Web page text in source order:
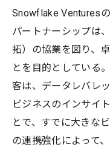
Snowflake Ventures
パートナーシップは
拓）の協業を図り、
とを目的としている
客は、データレバレ
ビジネスのインサイ
とで、すでに大きな
の連携強化によって